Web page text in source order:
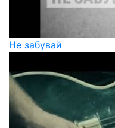
Не забувай